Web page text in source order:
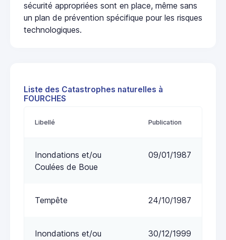
sécurité appropriées sont en place, même sans
un plan de prévention spécifique pour les risques
technologiques.
Liste des Catastrophes naturelles à
FOURCHES
Libellé Publication
Inondations et/ou
Coulées de Boue
09/01/1987
Tempête 24/10/1987
Inondations et/ou
30/12/1999